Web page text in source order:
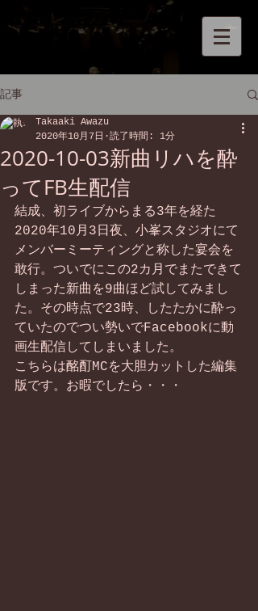
記事
2020-10-03新曲リハを酔
ってFB生配信
Takaaki Awazu
2020年10月7日
読了時間: 1分
結成、初ライブからまる3年を経た
2020年10月3日夜、小峯スタジオにて
メンバーミーティングと称した宴会を
敢行。ついでにこの2カ月でまたできて
しまった新曲を9曲ほど試してみまし
た。その時点で23時、したたかに酔っ
ていたのでつい勢いでFacebookに動
画生配信してしまいました。
こちらは酩酊MCを大胆カットした編集
版です。お暇でしたら・・・